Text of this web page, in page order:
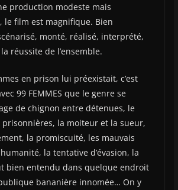
production modeste mais
le film est magnifique. Bien
monté, réalisé, interprété,
réussite de l’ensemble.
en prison lui préexistait, c’est
99 FEMMES que le genre se
de chignon entre détenues, le
prisonnières, la moiteur et la sueur,
la promiscuité, les mauvais
la tentative d’évasion, la
bien entendu dans quelque endroit
bananière innomée… On y